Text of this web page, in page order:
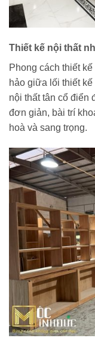
Thiết kế nội thất
Phong cách thiết
hảo giữa lối thiết
nội thất tân cổ điển
đơn giản, bài trí
hoà và sang trọng.